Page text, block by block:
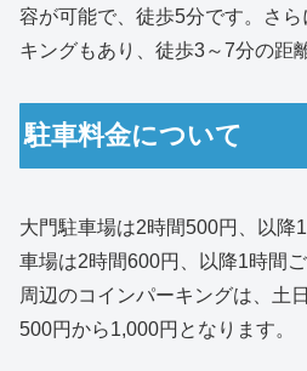
容が可能で、徒歩5分です。さ
キングもあり、徒歩3～7分の距
駐車料金について
大門駐車場は2時間500円、以降
車場は2時間600円、以降1時間
周辺のコインパーキングは、土
500円から1,000円となります。